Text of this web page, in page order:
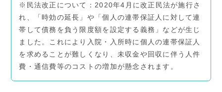
※民法改正について：2020年4月に改正民法が施行さ
れ、「時効の延長」や「個人の連帯保証人に対して連
帯して債務を負う限度額を設定する義務」などが生じ
ました。これにより入院・入所時に個人の連帯保証人
を求めることが難しくなり、未収金や回収に伴う人件
費・通信費等のコストの増加が懸念されます。